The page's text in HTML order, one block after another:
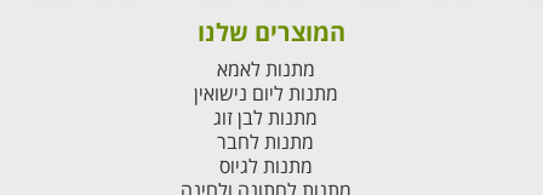
המוצרים שלנו
מתנות לאמא
מתנות ליום נישואין
מתנות לבן זוג
מתנות לחבר
מתנות לגיוס